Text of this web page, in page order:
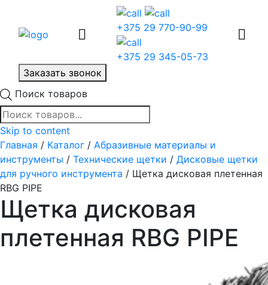
+375 29 770-90-99
+375 29 345-05-73
Заказать звонок
Поиск товаров
Skip to content
Главная / Каталог / Абразивные материалы и
инструменты / Технические щетки / Дисковые щетки
для ручного инструмента / Щетка дисковая плетенная
RBG PIPE
Щетка дисковая
плетенная RBG PIPE